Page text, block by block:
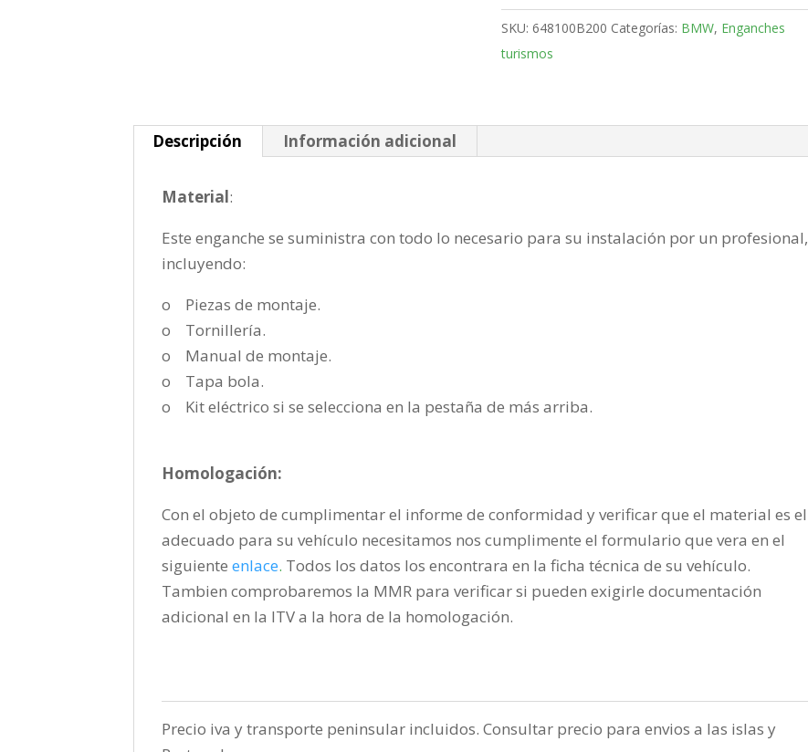
Familiar
Bola
retractil
SKU: 648100B200 Categorías: BMW, Enganches
turismos
Descripción Información adicional
Material:
Este enganche se suministra con todo lo necesario para su instalación por un profesional,
incluyendo:
o Piezas de montaje.
o Tornillería.
o Manual de montaje.
o Tapa bola.
o Kit eléctrico si se selecciona en la pestaña de más arriba.
Homologación:
Con el objeto de cumplimentar el informe de conformidad y verificar que el material es el
adecuado para su vehículo necesitamos nos cumplimente el formulario que vera en el
siguienteenlace. Todos los datos los encontrara en la ficha técnica de su vehículo.
Tambien comprobaremos la MMR para verificar si pueden exigirle documentación
adicional en la ITV a la hora de la homologación.
Precio iva y transporte peninsular incluidos. Consultar precio para envios a las islas y